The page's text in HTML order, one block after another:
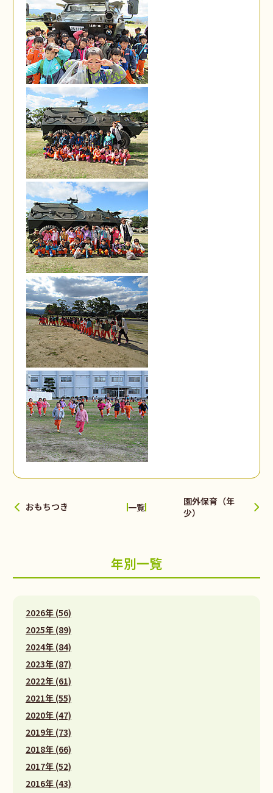
おもちつき 一覧
園外保育（年
少）
年別一覧
2026年 (56)
2025年 (89)
2024年 (84)
2023年 (87)
2022年 (61)
2021年 (55)
2020年 (47)
2019年 (73)
2018年 (66)
2017年 (52)
2016年 (43)